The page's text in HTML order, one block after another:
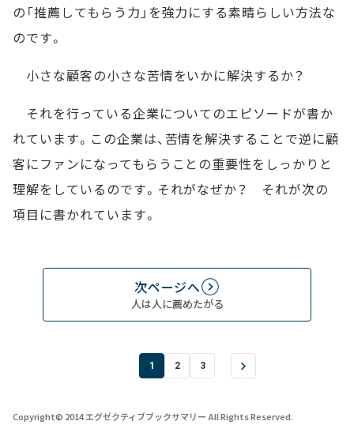
の「推薦してもらう力」を強力にする素晴らしい方法な
のです。
小さな顧客の小さな苦情をいかに解決するか？
それを行っている企業についてのエピソードが書か
れています。この企業は、苦情を解決することで逆に顧
客にファンになってもらうことの重要性をしっかりと
理解をしているのです。それがなぜか？ それが次の
項目に書かれています。
次ページへ
人は人に薦めたがる
1 2 3
Copyright© 2014 エグゼクティブブックサマリー All Rights Reserved.